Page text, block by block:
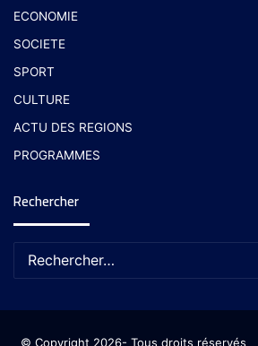
ECONOMIE
SOCIETE
SPORT
CULTURE
ACTU DES REGIONS
PROGRAMMES
Rechercher
© Copyright 2026- Tous droits réservés